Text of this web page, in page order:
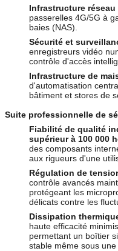
Infrastructure réseau
passerelles 4G/5G à
baies (NAS).
Sécurité et
enregistreurs vidéo
contrôle d'accès
Infrastructure de
d'automatisation
bâtiment et stores de
Suite professionnelle de
Fiabilité de qualité
supérieur à 100 000
des composants
aux rigueurs d'une
Régulation de
contrôle avancés
protégeant les
délicats contre les
Dissipation
haute efficacité
permettant un boîtier
stable même sous